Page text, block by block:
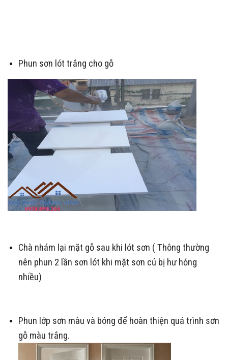
Phun sơn lót trắng cho gỗ
Chà nhám lại mặt gỗ sau khi lót sơn ( Thông thường
nên phun 2 lần sơn lót khi mặt sơn củ bị hư hỏng
nhiều)
Phun lớp sơn màu và bóng để hoàn thiện quá trình sơn
gỗ màu trắng.